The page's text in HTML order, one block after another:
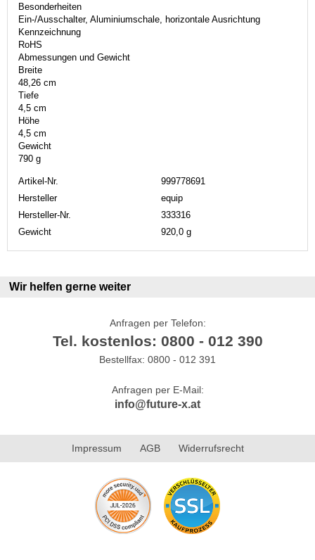
Besonderheiten
Ein-/Ausschalter, Aluminiumschale, horizontale Ausrichtung
Kennzeichnung
RoHS
Abmessungen und Gewicht
Breite
48,26 cm
Tiefe
4,5 cm
Höhe
4,5 cm
Gewicht
790 g
Artikel-Nr.
999778691
Hersteller
equip
Hersteller-Nr.
333316
Gewicht
920,0 g
Wir helfen gerne weiter
Anfragen per Telefon:
Tel. kostenlos: 0800 - 012 390
Bestellfax: 0800 - 012 391
Anfragen per E-Mail:
info@future-x.at
Impressum AGB Widerrufsrecht